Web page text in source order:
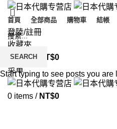
首頁 全部商品 購物車 結帳
登陸/註冊
收藏夾
0items / NT$0
菜單
0 items / NT$0
SEARCH
Start typing to see posts you are